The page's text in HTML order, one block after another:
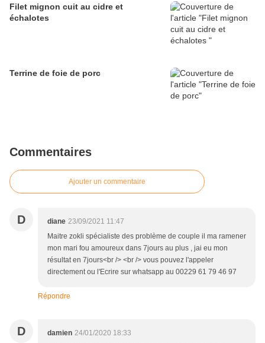
Filet mignon cuit au cidre et
échalotes
Terrine de foie de porc
Commentaires
Ajouter un commentaire
D diane 23/09/2021 11:47
Maitre zokli spécialiste des problème de couple il ma ramener
mon mari fou amoureux dans 7jours au plus , jai eu mon
résultat en 7jours<br /> <br /> vous pouvez l'appeler
directement ou l'Ecrire sur whatsapp au 00229 61 79 46 97
Répondre
D damien 24/01/2020 18:33